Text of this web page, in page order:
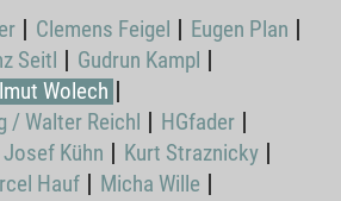
Clemens Feigel
Eugen Plan
Seitl
Gudrun Kampl
Wolech
/ Walter Reichl
HGfader
Josef Kühn
Kurt Straznicky
Hauf
Micha Wille